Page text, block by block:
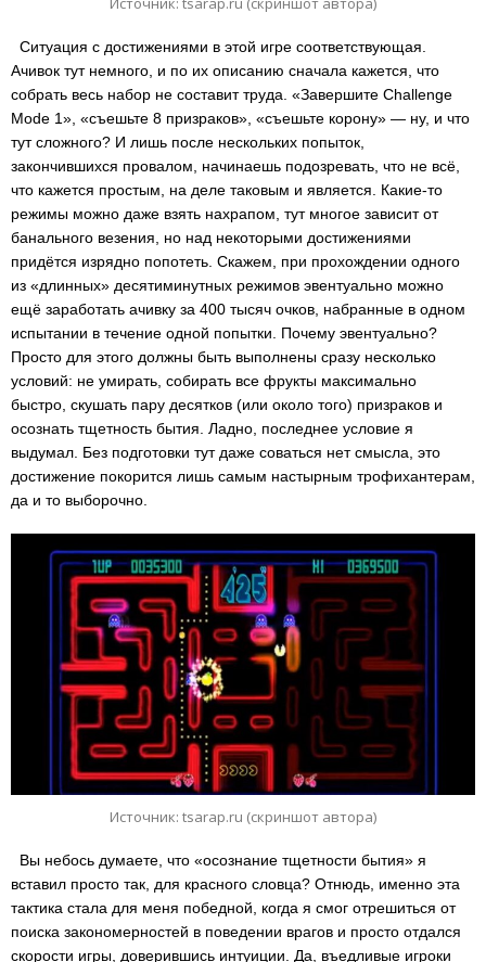
Ситуация с достижениями в этой игре соответствующая.
Ачивок тут немного, и по их описанию сначала кажется, что
собрать весь набор не составит труда. «Завершите Challenge
Mode 1», «съешьте 8 призраков», «съешьте корону» — ну, и что
тут сложного? И лишь после нескольких попыток,
закончившихся провалом, начинаешь подозревать, что не всё,
что кажется простым, на деле таковым и является. Какие-то
режимы можно даже взять нахрапом, тут многое зависит от
банального везения, но над некоторыми достижениями
придётся изрядно попотеть. Скажем, при прохождении одного
из «длинных» десятиминутных режимов эвентуально можно
ещё заработать ачивку за 400 тысяч очков, набранные в одном
испытании в течение одной попытки. Почему эвентуально?
Просто для этого должны быть выполнены сразу несколько
условий: не умирать, собирать все фрукты максимально
быстро, скушать пару десятков (или около того) призраков и
осознать тщетность бытия. Ладно, последнее условие я
выдумал. Без подготовки тут даже соваться нет смысла, это
достижение покорится лишь самым настырным трофихантерам,
да и то выборочно.
Источник: tsarap.ru (скриншот автора)
Вы небось думаете, что «осознание тщетности бытия» я
вставил просто так, для красного словца? Отнюдь, именно эта
тактика стала для меня победной, когда я смог отрешиться от
поиска закономерностей в поведении врагов и просто отдался
скорости игры, доверившись интуиции. Да, въедливые игроки